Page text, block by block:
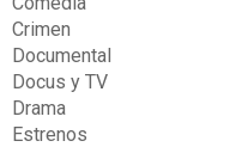
Crimen
Documental
Docus y TV
Drama
Estrenos